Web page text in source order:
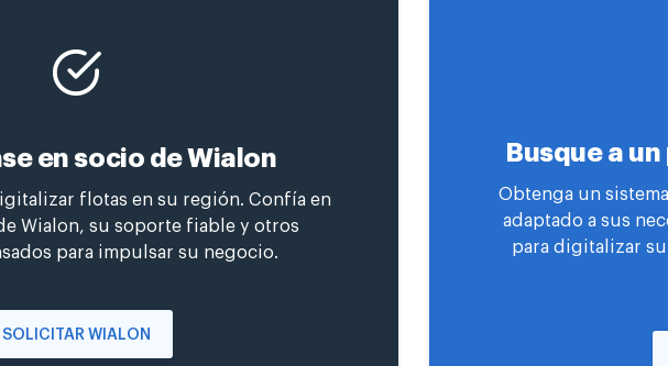
en socio de Wialon
flotas en su región. Confía en
Wialon, su soporte fiable y otros
para impulsar su negocio.
SOLICITAR WIALON
Busque a
Obtenga un
adaptado a sus
para digitalizar